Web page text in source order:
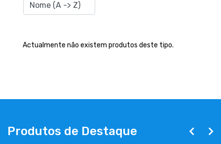
EMPRESA
Actualmente não existem produtos deste tipo.
Produtos de Destaque